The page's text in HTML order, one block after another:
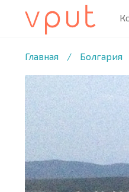
Главная / Болгария
1 /13 ФОТО